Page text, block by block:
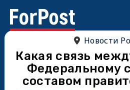
Новости
Какая связь
Федеральному
составом